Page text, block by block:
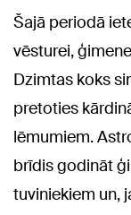
Šajā periodā
vēsturei,
Dzimtas koks
pretoties
lēmumiem.
brīdis godināt
tuviniekiem un,